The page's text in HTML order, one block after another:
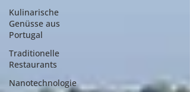
Kulinarische
Genüsse aus
Portugal
Traditionelle
Restaurants
Nanotechnologie